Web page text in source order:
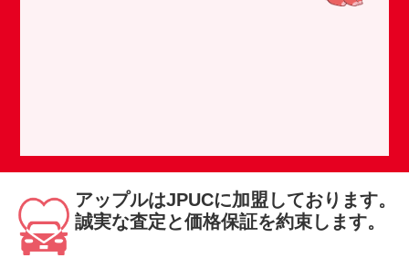
アップルはJPUCに加盟しております。
誠実な査定と価格保証を約束します。